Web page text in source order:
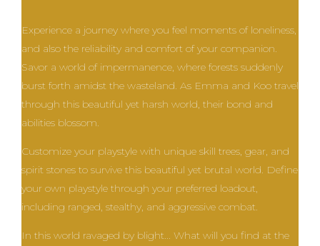
Experience a journey where you feel moments of loneliness,
and also the reliability and comfort of your companion.
Savor a world of impermanence, where forests suddenly
burst forth amidst the wasteland. As Emma and Koo travel
through this beautiful yet harsh world, their bond and
abilities blossom.
Customize your playstyle with unique skill trees, gear, and
spirit stones to survive this beautiful yet brutal world. Define
your own playstyle through your preferred loadout,
including ranged, stealthy, and aggressive combat.
In this world ravaged by blight... What will you find at the